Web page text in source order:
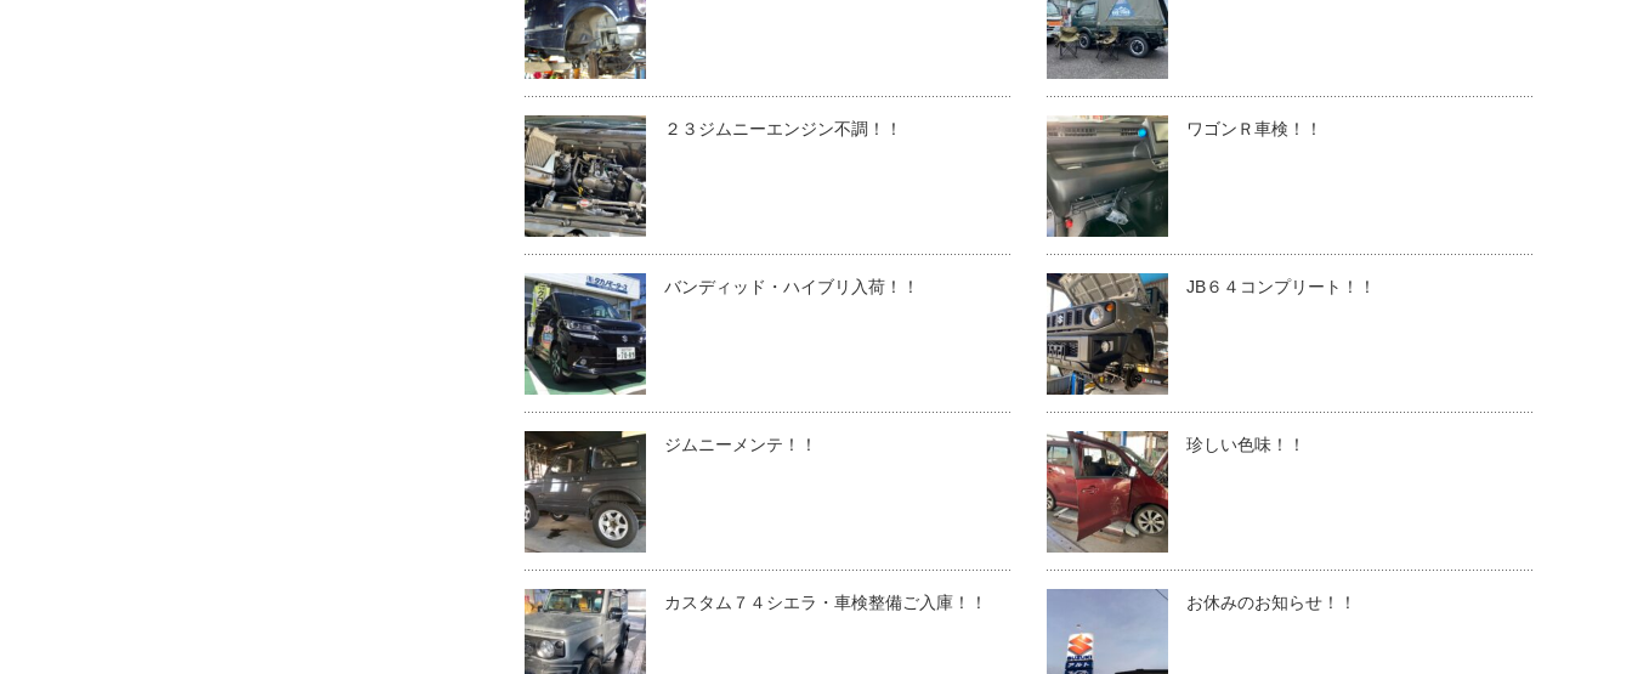
２３ジムニーエンジン不調！！
バンディッド・ハイブリ入荷！！
ジムニーメンテ！！
カスタム７４シエラ・車検整備ご入庫！！
ワゴンＲ車検！！
JB６４コンプリート！！
珍しい色味！！
お休みのお知らせ！！